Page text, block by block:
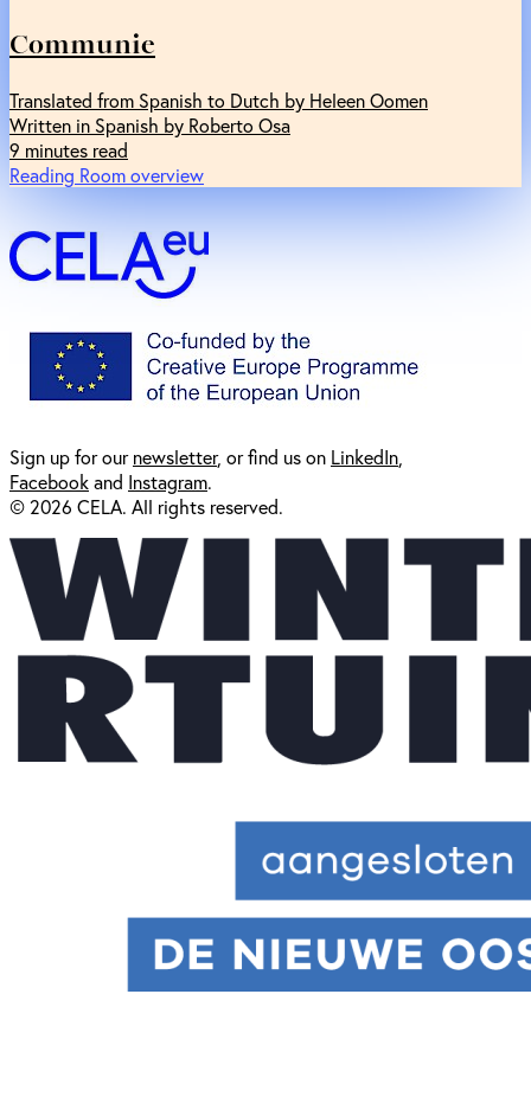
Communie
Translated from Spanish to Dutch by Heleen Oomen
Written in Spanish by Roberto Osa
9 minutes read
Reading Room overview
Sign up for ournewsletter, or find us on LinkedIn
Facebookand Instagram.
© 2026 CELA. All rights reserved.